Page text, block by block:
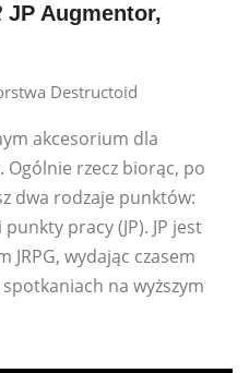
JP Augmentor,
Destructoid
akcesorium dla
Ogólnie rzecz biorąc, po
dwa rodzaje punktów:
pracy (JP). JP jest
wydając czasem
na wyższym